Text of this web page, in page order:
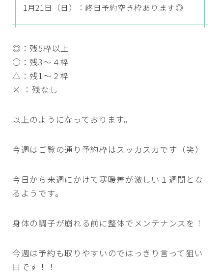
1月21日（日）：終日予約空き枠あります◎
◎：残5枠以上
○：残3～４枠
△：残1～２枠
× ：残なし
以上のようになっております。
今週はご覧の通り予約枠はスッカスカです（笑）
今日から来週にかけて寒暖差が激しい１週間とな
るようです。
身体の調子が崩れる前に整体でメンテナンスを！
今週は予約も取りやすいのではっきり言って狙い
目です！！